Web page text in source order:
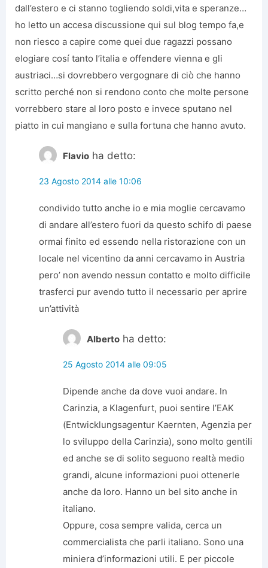
dall’estero e ci stanno togliendo soldi,vita e speranze…
ho letto un accesa discussione qui sul blog tempo fa,e
non riesco a capire come quei due ragazzi possano
elogiare cosí tanto l’italia e offendere vienna e gli
austriaci…si dovrebbero vergognare di ciò che hanno
scritto perché non si rendono conto che molte persone
vorrebbero stare al loro posto e invece sputano nel
piatto in cui mangiano e sulla fortuna che hanno avuto.
Flavio ha detto:
23 Agosto 2014 alle 10:06
condivido tutto anche io e mia moglie cercavamo
di andare all’estero fuori da questo schifo di paese
ormai finito ed essendo nella ristorazione con un
locale nel vicentino da anni cercavamo in Austria
pero’ non avendo nessun contatto e molto difficile
trasferci pur avendo tutto il necessario per aprire
un’attività
Alberto ha detto:
25 Agosto 2014 alle 09:05
Dipende anche da dove vuoi andare. In
Carinzia, a Klagenfurt, puoi sentire l’EAK
(Entwicklungsagentur Kaernten, Agenzia per
lo sviluppo della Carinzia), sono molto gentili
ed anche se di solito seguono realtà medio
grandi, alcune informazioni puoi ottenerle
anche da loro. Hanno un bel sito anche in
italiano.
Oppure, cosa sempre valida, cerca un
commercialista che parli italiano. Sono una
miniera d’informazioni utili. E per piccole